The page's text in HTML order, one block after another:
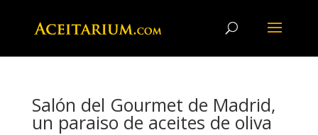
Salón del Gourmet de Madrid,
un paraiso de aceites de oliva